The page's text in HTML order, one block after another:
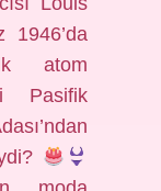
1946’da
atom
Pasifik